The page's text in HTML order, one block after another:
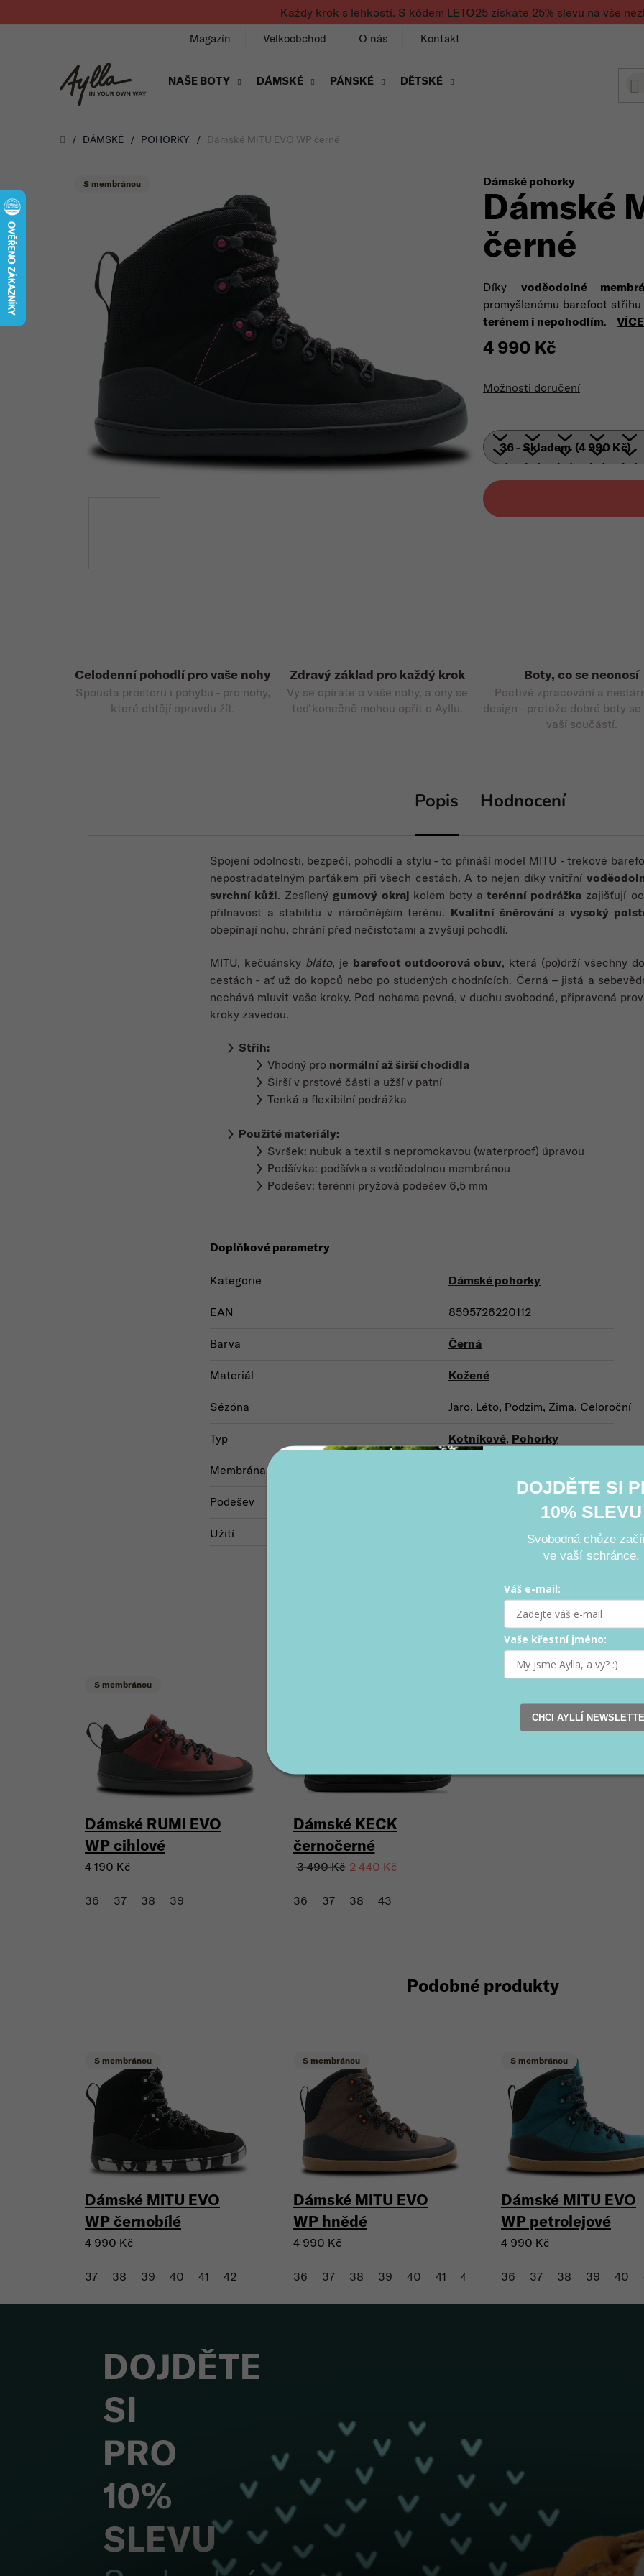
Každý krok s lehkostí. S kódem LETO25 získáte 25% slevu na vše
Magazín Velkoobchod O nás Kontakt
NAŠE BOTY DÁMSKÉ PÁNSKÉ DĚTSKÉ
Úvod
/ DÁMSKÉ / POHORKY / Dámské MITU EVO WP černé
Dámské pohorky
Dámské
černé
Díky voděodolné
promyšlenému barefoot
terénem i nepohodlím. VÍCE
4 990 Kč
Možnosti doručení
S membránou
Celodenní pohodlí pro vaše nohy
Spousta prostoru i pohybu - pro nohy,
které chtějí opravdu žít.
Zdravý základ pro každý krok
Vy se opíráte o vaše nohy, a ony se
teď konečně mohou opřít o Ayllu.
Boty, co se neonosí
Poctivé zpracování a
design - protože dobré boty
vaší součástí.
Popis Hodnocení
Spojení odolnosti, bezpečí, pohodlí a stylu - to přináší model MITU - trekové
nepostradatelným parťákem při všech cestách. A to nejen díky vnitřní
svrchní kůži. Zesílenýgumový okraj kolem botya terénní podrážka zajišťují
přilnavost a stabilitu v náročnějším terénu. Kvalitní šněrování a vysoký
obepínají nohu, chrání před nečistotami a zvyšují pohodlí.
MITU, kečuánsky bláto, je barefoot outdoorová obuv, která (po)drží všechny
cestách - ať už do kopců nebo po studených chodnících. Černá – jistá a
nechává mluvit vaše kroky. Pod nohama pevná, v duchu svobodná, připravená
kroky zavedou.
Střih:
Vhodný pro normální až širší chodidla
Širší v prstové části a užší v patní
Tenká a flexibilní podrážka
Použité materiály:
Svršek: nubuk a textil s nepromokavou (waterproof) úpravou
Podšívka: podšívka s voděodolnou membránou
Podešev: terénní pryžová podešev 6,5 mm
Doplňkové parametry
Kategorie Dámské pohorky
EAN 8595726220112
Barva Černá
Materiál Kožené
Sézóna Jaro, Léto, Podzim, Zima, Celoroční
Typ Kotníkové, Pohorky
Membrána
Podešev
Užití
Související produkty
S membránou
Dámské RUMI EVO
WP cihlové
4 190 Kč
36 37 38 39
Dámské KECK
černočerné
3 490 Kč 2 440 Kč
36 37 38 43
Podobné produkty
S membránou
Dámské MITU EVO
WP černobílé
4 990 Kč
37 38 39 40 41 42
S membránou
Dámské MITU EVO
WP hnědé
4 990 Kč
36 37 38 39 40 41 42
S membránou
Dámské MITU EVO
WP petrolejové
4 990 Kč
36 37 38 39 40
DOJDĚTE
SI
PRO
10%
SLEVU
DOJDĚTE SI
10% SLEVU
Svobodná chůze
ve vaší schránce.
Váš e-mail:
Vaše křestní jméno:
CHCI AYLLÍ